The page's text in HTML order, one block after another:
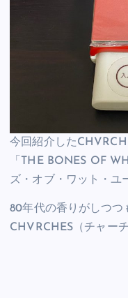
今回紹介した
「THE BONES OF
ズ・オブ・ワット・ユ
80年代の香りがしつつ
CHVRCHES（チャー